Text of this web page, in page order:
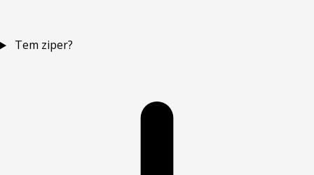
Tem ziper?